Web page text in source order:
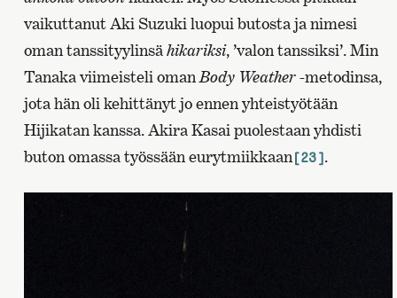
vaikuttanut Aki Suzuki luopui butosta ja nimesi
oman tanssityylinsähikariksi, ’valon tanssiksi’. Min
Tanaka viimeisteli omanBody Weather-metodinsa,
jota hän oli kehittänyt jo ennen yhteistyötään
Hijikatan kanssa. Akira Kasai puolestaan yhdisti
buton omassa työssään eurytmiikkaan[23].